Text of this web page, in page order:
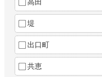
高田
堤
出口町
共恵